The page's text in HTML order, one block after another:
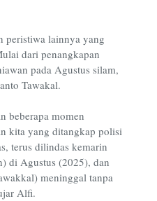
peristiwa lainnya yang
dari penangkapan
pada Agustus silam,
Tawakal.
beberapa momen
kita yang ditangkap polisi
terus dilindas kemarin
di Agustus (2025), dan
meninggal tanpa
Alfi.